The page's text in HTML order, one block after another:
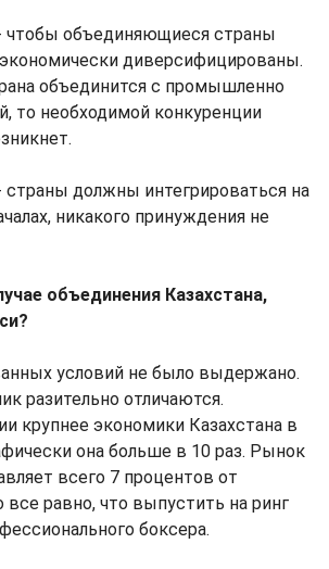
чтобы объединяющиеся страны
диверсифицированы.
объединится с промышленно
то необходимой конкуренции
страны должны интегрироваться на
никакого принуждения не
объединения Казахстана,
условий не было выдержано.
разительно отличаются.
крупнее экономики Казахстана в
она больше в 10 раз. Рынок
всего 7 процентов от
все равно, что выпустить на ринг
боксера.